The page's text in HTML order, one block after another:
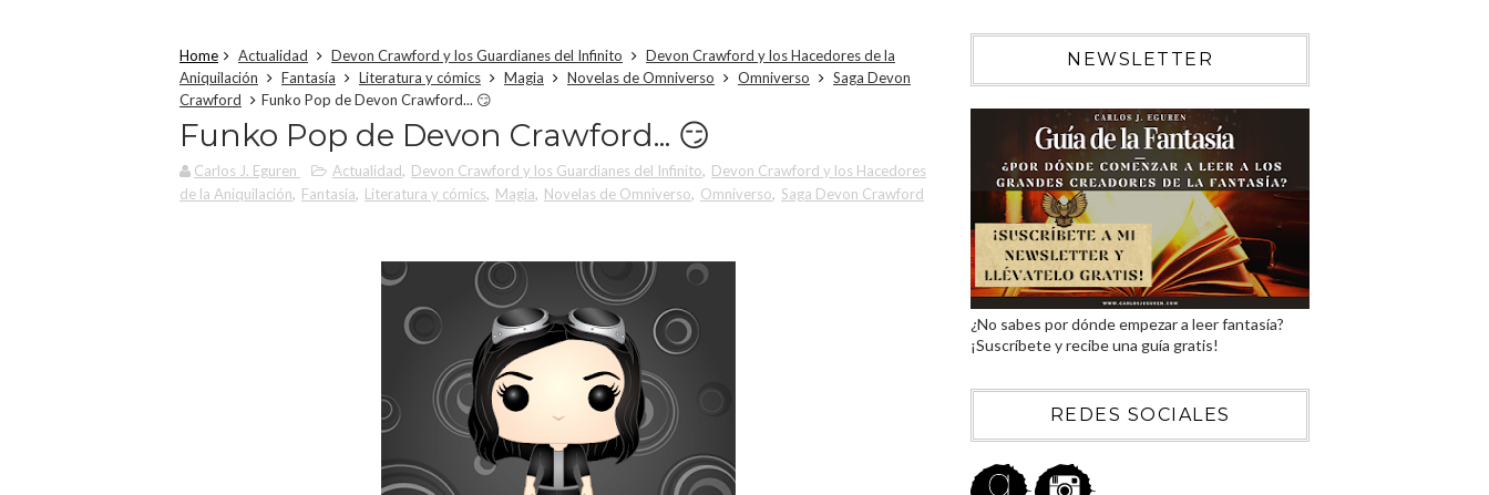
Home Actualidad Devon Crawford y los Guardianes del Infinito
Devon Crawford y los Hacedores de la
Aniquilación
Fantasía Literatura y cómics Magia Novelas de Omniverso Omniverso
Saga Devon
Crawford
Funko Pop de Devon Crawford... 😏
Funko Pop de Devon Crawford... 😏
Carlos J. Eguren Actualidad, Devon Crawford y los Guardianes del Infinito, Devon Crawford y los Hacedores
de la Aniquilación, Fantasía, Literatura y cómics, Magia, Novelas de Omniverso, Omniverso, Saga Devon Crawford
NEWSLETTER
¿No sabes por dónde empezar a leer fantasía?
¡Suscríbete y recibe una guía gratis!
REDES SOCIALES